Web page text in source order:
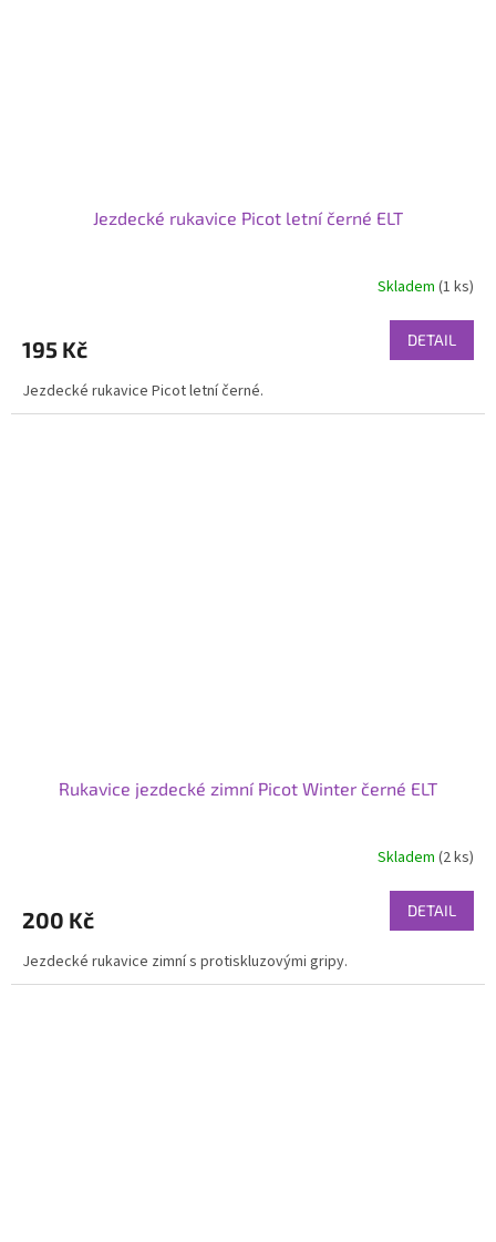
Jezdecké rukavice Picot letní černé ELT
Skladem (1 ks)
195 Kč DETAIL
Jezdecké rukavice Picot letní černé.
Rukavice jezdecké zimní Picot Winter černé ELT
je
z
5
Skladem(2 ks)
200 Kč DETAIL
Jezdecké rukavice zimní s protiskluzovými gripy.